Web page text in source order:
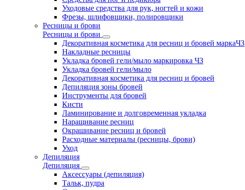
Уходовые средства для рук, ногтей и кожи
Фрезы, шлифовщики, полировщики
Ресницы и брови
Ресницы и брови
Декоративная косметика для ресниц и бровей маркаЧЗ
Накладные ресницы
Укладка бровей гели/мыло маркировка ЧЗ
Укладка бровей гели/мыло
Декоративная косметика для ресниц и бровей
Депиляция зоны бровей
Инструменты для бровей
Кисти
Ламинирование и долговременная укладка
Наращивание ресниц
Окрашивание ресниц и бровей
Расходные материалы (ресницы, брови)
Уход
Депиляция
Депиляция
Аксессуары (депиляция)
Тальк, пудра